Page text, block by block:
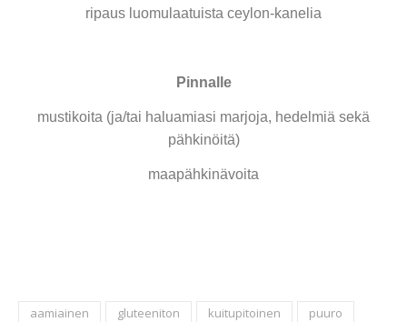
ripaus luomulaatuista ceylon-kanelia
Pinnalle
mustikoita (ja/tai haluamiasi marjoja, hedelmiä sekä
pähkinöitä)
maapähkinävoita
aamiainen gluteeniton kuitupitoinen
puuro